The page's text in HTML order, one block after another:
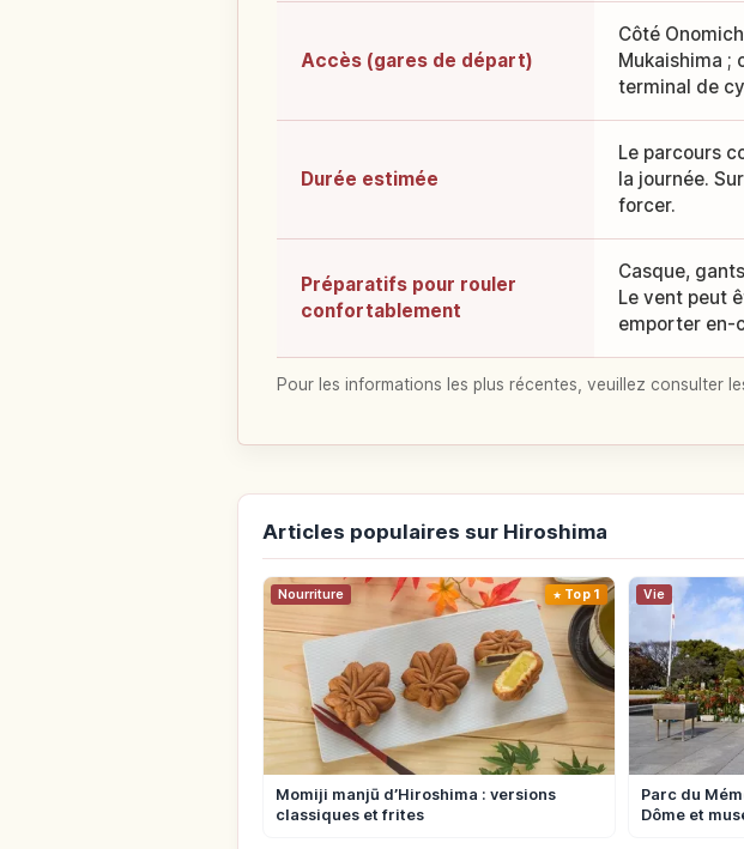
Accès (gares de départ)
Côté
Mukaishima ;
terminal de
Durée estimée
Le parcours
la journée.
forcer.
Préparatifs pour rouler
confortablement
Casque,
Le vent peut
emporter en-
Pour les informations les plus récentes, veuillez consulter
Articles populaires sur Hiroshima
Nourriture Top 1
Momiji manjū d’Hiroshima : versions
classiques et frites
Vie
Parc du
Dôme et